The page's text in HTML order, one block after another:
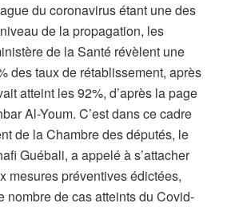
du coronavirus étant une des
de la propagation, les
de la Santé révèlent une
des taux de rétablissement, après
atteint les 92%, d’après la page
Al-Youm. C’est dans ce cadre
de la Chambre des députés, le
Guébali, a appelé à s’attacher
mesures préventives édictées,
nombre de cas atteints du Covid-